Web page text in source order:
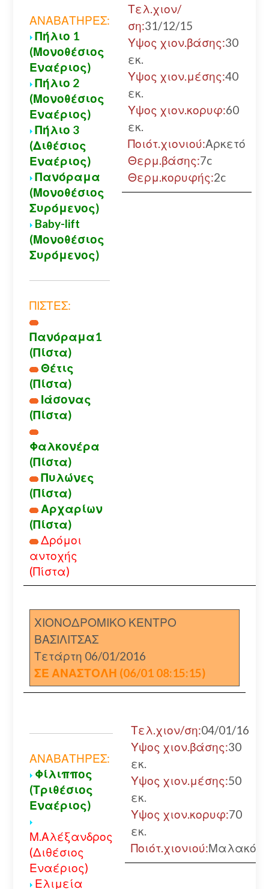
ΑΝΑΒΑΤΗΡΕΣ:
Πήλιο 1
(Μονοθέσιος
Εναέριος)
Πήλιο 2
(Μονοθέσιος
Εναέριος)
Πήλιο 3
(Διθέσιος
Εναέριος)
Πανόραμα
(Μονοθέσιος
Συρόμενος)
Baby-lift
(Μονοθέσιος
Συρόμενος)
ΠΙΣΤΕΣ:
Πανόραμα1
(Πίστα)
Θέτις
(Πίστα)
Ιάσονας
(Πίστα)
Φαλκονέρα
(Πίστα)
Πυλώνες
(Πίστα)
Αρχαρίων
(Πίστα)
Δρόμοι
αντοχής
(Πίστα)
Τελ.χιον/
ση:31/12/15
Υψος χιον.βάσης:30
εκ.
Υψος χιον.μέσης:40
εκ.
Υψος χιον.κορυφ:60
εκ.
Ποιότ.χιονιού:Αρκετό
Θερμ.βάσης:7c
Θερμ.κορυφής:2c
ΧΙΟΝΟΔΡΟΜΙΚΟ ΚΕΝΤΡΟ
ΒΑΣΙΛΙΤΣΑΣ
Τετάρτη 06/01/2016
ΣΕ ΑΝΑΣΤΟΛΗ (06/01 08:15:15)
ΑΝΑΒΑΤΗΡΕΣ:
Φίλιππος
(Τριθέσιος
Εναέριος)
Μ.Αλέξανδρος
(Διθέσιος
Εναέριος)
Ελιμεία
Τελ.χιον/ση:04/01/16
Υψος χιον.βάσης:30
εκ.
Υψος χιον.μέσης:50
εκ.
Υψος χιον.κορυφ:70
εκ.
Ποιότ.χιονιού:Μαλακό